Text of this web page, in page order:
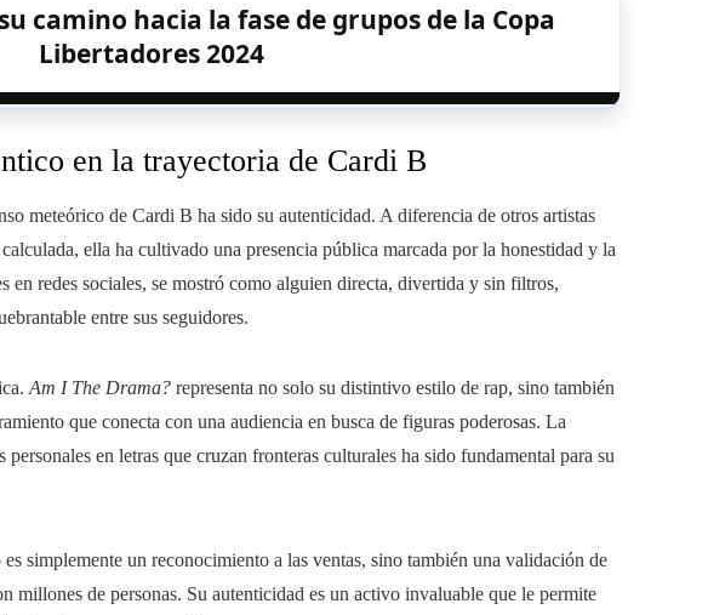
camino hacia la fase de grupos de la Copa
Libertadores 2024
en la trayectoria de Cardi B
meteórico de Cardi B ha sido su autenticidad. A diferencia de otros artistas
ella ha cultivado una presencia pública marcada por la honestidad y la
en redes sociales, se mostró como alguien directa, divertida y sin filtros,
entre sus seguidores.
Am I The Drama? representa no solo su distintivo estilo de rap, sino también
que conecta con una audiencia en busca de figuras poderosas. La
en letras que cruzan fronteras culturales ha sido fundamental para su
es simplemente un reconocimiento a las ventas, sino también una validación de
millones de personas. Su autenticidad es un activo invaluable que le permite